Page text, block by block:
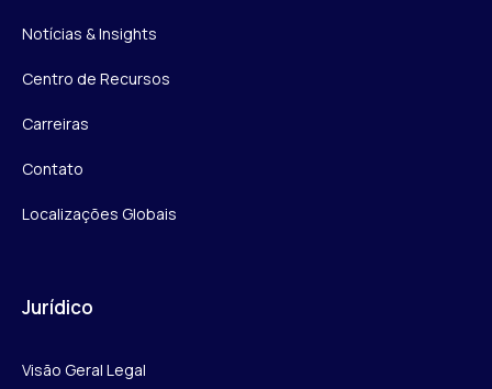
Notícias & Insights
Centro de Recursos
Carreiras
Contato
Localizações Globais
Jurídico
Visão Geral Legal